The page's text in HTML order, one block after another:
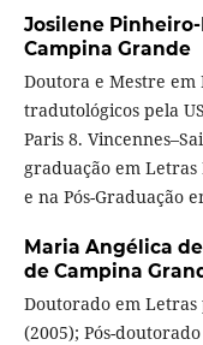
Josilene
Campina Grande
Doutora e Mestre em
tradutológicos pela
Paris 8.
graduação em
e na Pós-Graduação
Maria Angélica
de Campina
Doutorado em
(2005); Pós-